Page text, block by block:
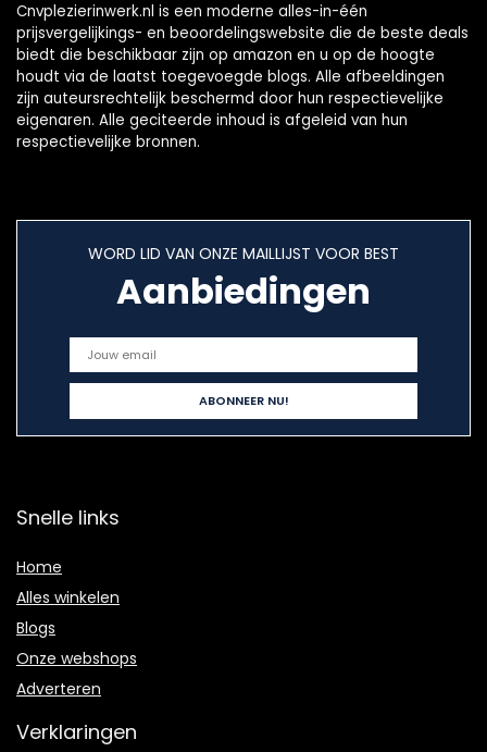
Cnvplezierinwerk.nl is een moderne alles-in-één
prijsvergelijkings- en beoordelingswebsite die de beste deals
biedt die beschikbaar zijn op amazon en u op de hoogte
houdt via de laatst toegevoegde blogs. Alle afbeeldingen
zijn auteursrechtelijk beschermd door hun respectievelijke
eigenaren. Alle geciteerde inhoud is afgeleid van hun
respectievelijke bronnen.
WORD LID VAN ONZE MAILLIJST VOOR BEST
Aanbiedingen
Snelle links
Home
Alles winkelen
Blogs
Onze webshops
Adverteren
Verklaringen